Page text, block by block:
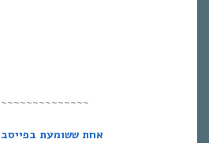
אחת ששומעת